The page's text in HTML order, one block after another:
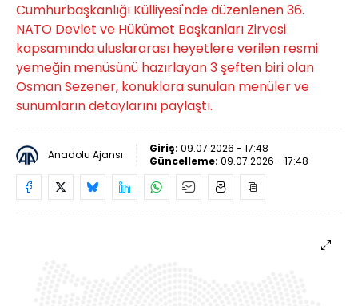
Cumhurbaşkanlığı Külliyesi'nde düzenlenen 36.
NATO Devlet ve Hükümet Başkanları Zirvesi
kapsamında uluslararası heyetlere verilen resmi
yemeğin menüsünü hazırlayan 3 şeften biri olan
Osman Sezener, konuklara sunulan menüler ve
sunumların detaylarını paylaştı.
Anadolu Ajansı Giriş: 09.07.2026 - 17:48
Güncelleme: 09.07.2026 - 17:48